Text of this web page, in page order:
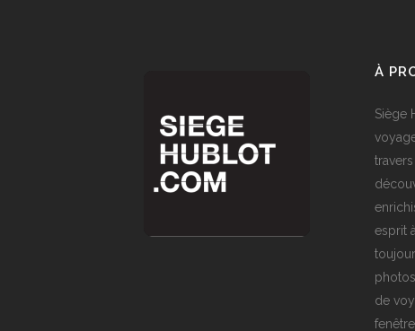
À
Siège
esprit
de